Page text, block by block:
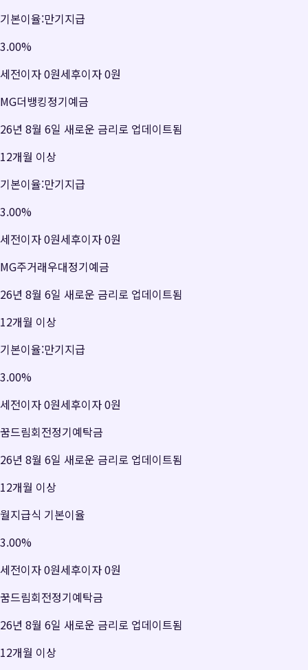
기본이율:만기지급
3.00%
세전이자0원세후이자0원
MG더뱅킹정기예금
26년 8월 6일 새로운 금리로 업데이트됨
12개월 이상
기본이율:만기지급
3.00%
세전이자0원세후이자0원
MG주거래우대정기예금
26년 8월 6일 새로운 금리로 업데이트됨
12개월 이상
기본이율:만기지급
3.00%
세전이자0원세후이자0원
꿈드림회전정기예탁금
26년 8월 6일 새로운 금리로 업데이트됨
12개월 이상
월지급식 기본이율
3.00%
세전이자0원세후이자0원
꿈드림회전정기예탁금
26년 8월 6일 새로운 금리로 업데이트됨
12개월 이상